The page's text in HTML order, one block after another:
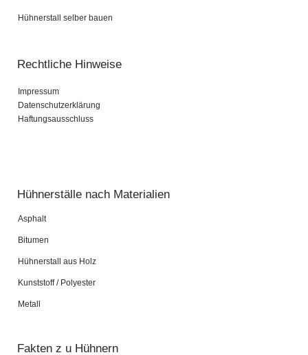
Hühnerstall selber bauen
Rechtliche Hinweise
Impressum
Datenschutzerklärung
Haftungsausschluss
Hühnerställe nach Materialien
Asphalt
Bitumen
Hühnerstall aus Holz
Kunststoff / Polyester
Metall
Fakten z u Hühnern